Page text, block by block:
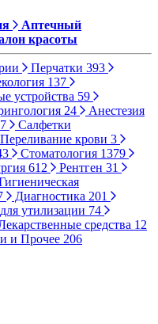
Аптечный
красоты
Перчатки 393
137
устройства 59
24
Анестезия
Салфетки
Переливание крови 3
Стоматология 1379
612 Рентген 31
Диагностика 201
утилизации 74
средства 12
и Прочее 206